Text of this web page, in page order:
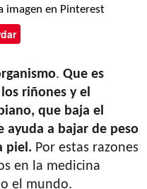
imagen en Pinterest
.Que es
riñones y el
que baja el
ayuda a bajar de peso
piel. Por estas razones
en la medicina
el mundo.